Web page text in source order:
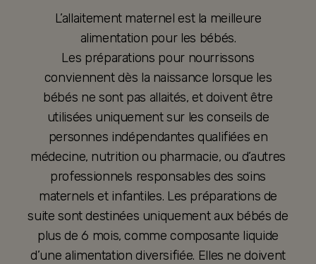
L’allaitement maternel est la meilleure
alimentation pour les bébés.
Les préparations pour nourrissons
conviennent dès la naissance lorsque les
bébés ne sont pas allaités, et doivent être
utilisées uniquement sur les conseils de
personnes indépendantes qualifiées en
médecine, nutrition ou pharmacie, ou d’autres
professionnels responsables des soins
maternels et infantiles. Les préparations de
suite sont destinées uniquement aux bébés de
plus de 6 mois, comme composante liquide
d’une alimentation diversifiée. Elles ne doivent